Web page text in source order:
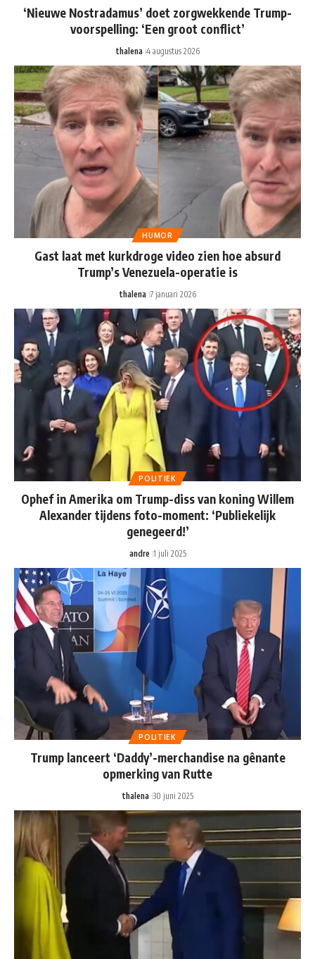
‘Nieuwe Nostradamus’ doet zorgwekkende Trump-
voorspelling: ‘Een groot conflict’
thalena 4 augustus 2026
HUMOR
Gast laat met kurkdroge video zien hoe absurd
Trump’s Venezuela-operatie is
thalena 7 januari 2026
POLITIEK
Ophef in Amerika om Trump-diss van koning Willem
Alexander tijdens foto-moment: ‘Publiekelijk
genegeerd!’
andre 1 juli 2025
POLITIEK
Trump lanceert ‘Daddy’-merchandise na gênante
opmerking van Rutte
thalena 30 juni 2025